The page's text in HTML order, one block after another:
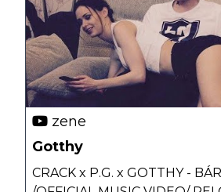
zene
Gotthy
CRACK x P.G. x GOTTHY -